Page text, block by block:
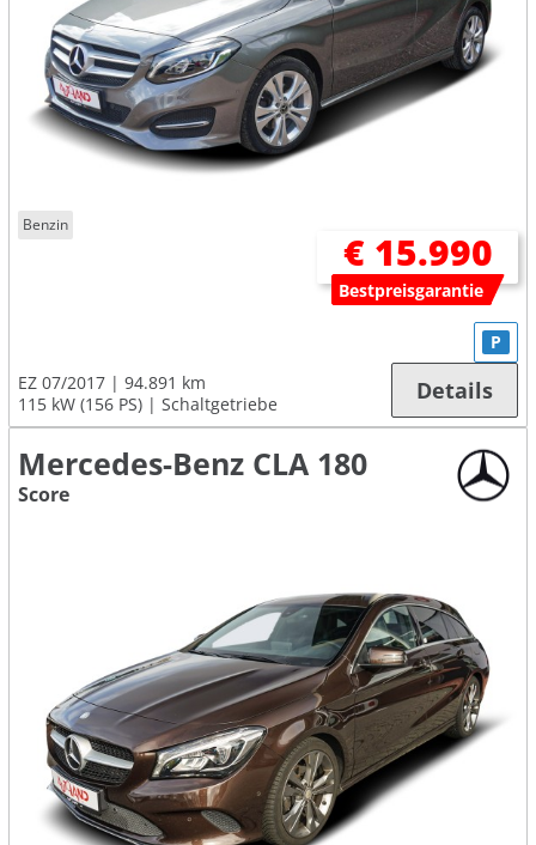
Benzin
€ 15.990
Bestpreisgarantie
EZ 07/2017
94.891 km
115 kW (156 PS)
Schaltgetriebe
P
Details
Mercedes-Benz CLA 180
Score